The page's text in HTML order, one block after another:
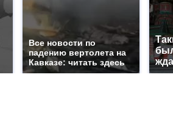
Все новости по
падению вертолета на
Кавказе: читать здесь